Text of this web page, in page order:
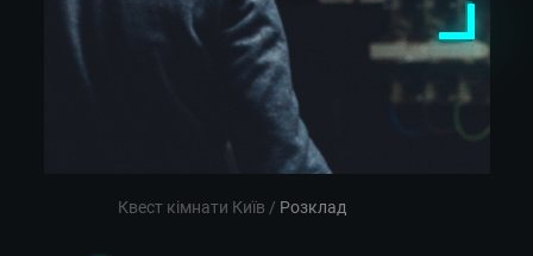
Квест кімнати Київ / Розклад